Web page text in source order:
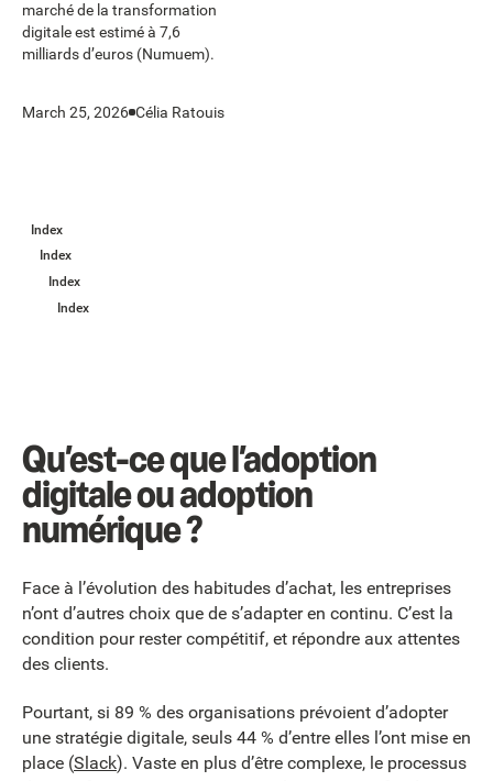
marché de la transformation
digitale est estimé à 7,6
milliards d’euros (Numuem).
March 25, 2026 Célia Ratouis
Index
Index
Index
Index
Qu’est-ce que l’adoption
digitale ou adoption
numérique ?
Face à l’évolution des habitudes d’achat, les entreprises
n’ont d’autres choix que de s’adapter en continu. C’est la
condition pour rester compétitif, et répondre aux attentes
des clients.
Pourtant, si 89 % des organisations prévoient d’adopter
une stratégie digitale, seuls 44 % d’entre elles l’ont mise en
place (Slack). Vaste en plus d’être complexe, le processus